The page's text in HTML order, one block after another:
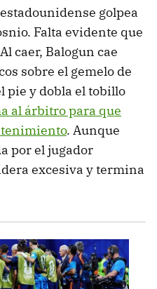
golpea
Falta evidente que
caer, Balogun cae
sobre el gemelo de
pie y dobla el tobillo
al árbitro para que
. Aunque
por el jugador
excesiva y termina